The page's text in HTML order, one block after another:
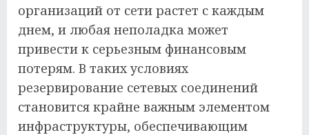
организаций от сети растет с каждым
днем, и любая неполадка может
привести к серьезным финансовым
потерям. В таких условиях
резервирование сетевых соединений
становится крайне важным элементом
инфраструктуры, обеспечивающим